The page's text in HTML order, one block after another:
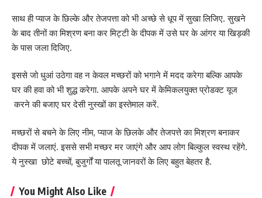
साथ ही प्याज के छिल्के और तेजपत्ता को भी अच्छे से धूप में सुखा लिजिए. सुखने
के बाद तीनों का मिश्रण बना कर मिट्टी के दीपक में उसे घर के आंगर या खिड़की
के पास जला दिजिए.
इससे जो धुआं उठेगा वह न केवल मच्छरों को भगाने में मदद करेगा बल्कि आपके
घर की हवा को भी शुद्ध करेगा. आपके अपने घर में केमिकलयुक्त प्रोडक्ट यूज
करने की बजाए घर देसी नुस्खों का इस्तेमाल करें.
मच्छरों से बचने के लिए नीम, प्याज के छिलके और तेजपत्ते का मिश्रण बनाकर
दीपक में जलाएं. इससे सभी मच्छर मर जाएंगे और आप लोग बिल्कुल स्वस्थ रहेंगे.
ये नुस्खा छोटे बच्चों, बुजुर्गों या पालतू जानवरों के लिए बहुत बेहतर है.
You Might Also Like